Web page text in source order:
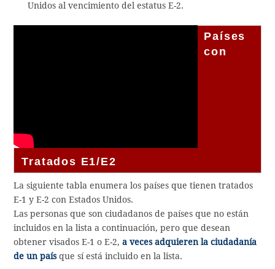
Unidos al vencimiento del estatus E-2.
Países
con
Tratados E1/E2
La siguiente tabla enumera los países que tienen tratados
E-1 y E-2 con Estados Unidos.
Las personas que son ciudadanos de países que no están
incluidos en la lista a continuación, pero que desean
obtener visados E-1 o E-2,a veces adquieren la ciudadanía
de un paísque sí está incluido en la lista.